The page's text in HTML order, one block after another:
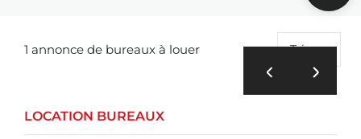
1 annonce de bureaux à louer Trier
LOCATION BUREAUX